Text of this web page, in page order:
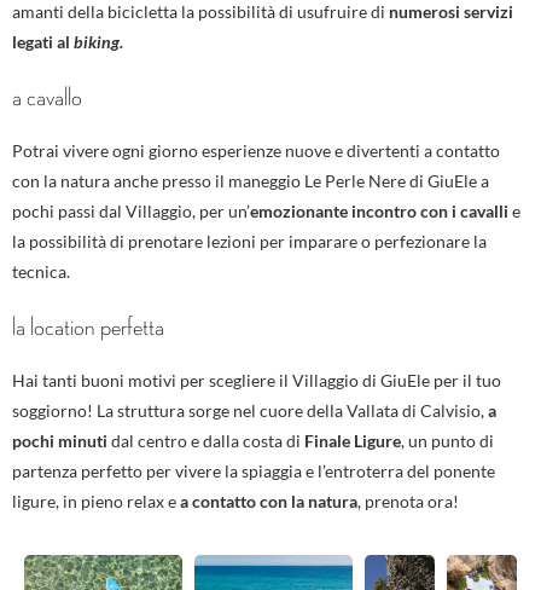
amanti della bicicletta la possibilità di usufruire di numerosi servizi
legati al biking.
a cavallo
Potrai vivere ogni giorno esperienze nuove e divertenti a contatto
con la natura anche presso il maneggio Le Perle Nere di GiuElea
pochi passi dal Villaggio, per un’emozionante incontro con i cavalli e
la possibilità di prenotare lezioni per imparare o perfezionare la
tecnica.
la location perfetta
Hai tanti buoni motivi per scegliere il Villaggio di GiuEle per il tuo
soggiorno! La struttura sorge nel cuore della Vallata di Calvisio,a
pochi minuti dal centro e dalla costa di Finale Ligure, un punto di
partenza perfetto per vivere la spiaggia e l’entroterra del ponente
ligure, in pieno relax ea contatto con la natura, prenota ora!